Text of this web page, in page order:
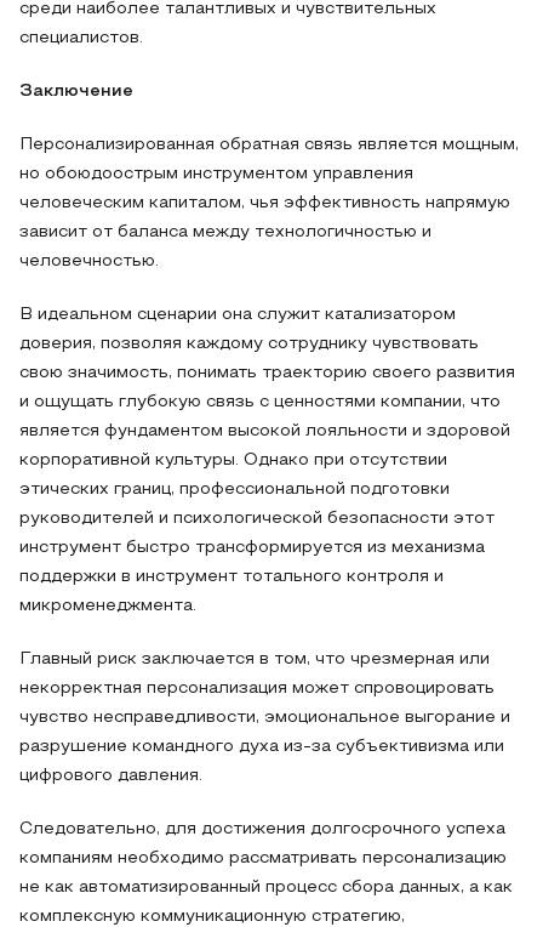
среди наиболее талантливых и чувствительных
специалистов.
Заключение
Персонализированная обратная связь является мощным,
но обоюдоострым инструментом управления
человеческим капиталом, чья эффективность напрямую
зависит от баланса между технологичностью и
человечностью.
В идеальном сценарии она служит катализатором
доверия, позволяя каждому сотруднику чувствовать
свою значимость, понимать траекторию своего развития
и ощущать глубокую связь с ценностями компании, что
является фундаментом высокой лояльности и здоровой
корпоративной культуры. Однако при отсутствии
этических границ, профессиональной подготовки
руководителей и психологической безопасности этот
инструмент быстро трансформируется из механизма
поддержки в инструмент тотального контроля и
микроменеджмента.
Главный риск заключается в том, что чрезмерная или
некорректная персонализация может спровоцировать
чувство несправедливости, эмоциональное выгорание и
разрушение командного духа из-за субъективизма или
цифрового давления.
Следовательно, для достижения долгосрочного успеха
компаниям необходимо рассматривать персонализацию
не как автоматизированный процесс сбора данных, а как
комплексную коммуникационную стратегию,